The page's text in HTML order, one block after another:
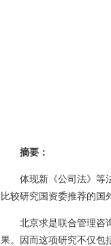
摘要：
体现新《公司法》等
比较研究国资委推荐的国
北京求是联合管理咨
果。因而这项研究不仅包